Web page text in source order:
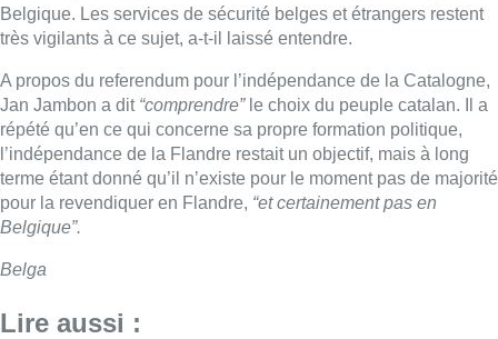
Belgique. Les services de sécurité belges et étrangers restent
très vigilants à ce sujet, a-t-il laissé entendre.
A propos du referendum pour l’indépendance de la Catalogne,
Jan Jambon a dit “comprendre”le choix du peuple catalan. Il a
répété qu’en ce qui concerne sa propre formation politique,
l’indépendance de la Flandre restait un objectif, mais à long
terme étant donné qu’il n’existe pour le moment pas de majorité
pour la revendiquer en Flandre, “et certainement pas en
Belgique”.
Belga
Lire aussi :